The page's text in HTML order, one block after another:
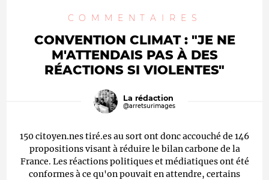
COMMENTAIRES
CONVENTION CLIMAT : "JE NE
M'ATTENDAIS PAS À DES
RÉACTIONS SI VIOLENTES"
La rédaction
@arretsurimages
150 citoyen.nes tiré.es au sort ont donc accouché de 146
propositions visant à réduire le bilan carbone de la
France. Les réactions politiques et médiatiques ont été
conformes à ce qu'on pouvait en attendre, certains